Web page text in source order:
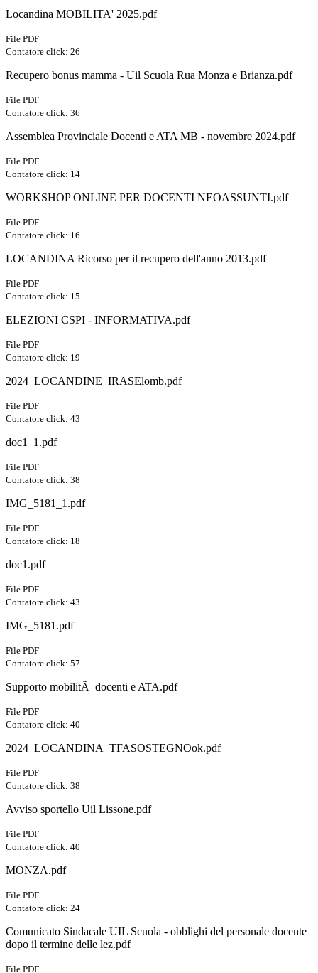
Locandina MOBILITA' 2025.pdf
File PDF
Contatore click: 26
Recupero bonus mamma - Uil Scuola Rua Monza e Brianza.pdf
File PDF
Contatore click: 36
Assemblea Provinciale Docenti e ATA MB - novembre 2024.pdf
File PDF
Contatore click: 14
WORKSHOP ONLINE PER DOCENTI NEOASSUNTI.pdf
File PDF
Contatore click: 16
LOCANDINA Ricorso per il recupero dell'anno 2013.pdf
File PDF
Contatore click: 15
ELEZIONI CSPI - INFORMATIVA.pdf
File PDF
Contatore click: 19
2024_LOCANDINE_IRASElomb.pdf
File PDF
Contatore click: 43
doc1_1.pdf
File PDF
Contatore click: 38
IMG_5181_1.pdf
File PDF
Contatore click: 18
doc1.pdf
File PDF
Contatore click: 43
IMG_5181.pdf
File PDF
Contatore click: 57
Supporto mobilitÃ docenti e ATA.pdf
File PDF
Contatore click: 40
2024_LOCANDINA_TFASOSTEGNOok.pdf
File PDF
Contatore click: 38
Avviso sportello Uil Lissone.pdf
File PDF
Contatore click: 40
MONZA.pdf
File PDF
Contatore click: 24
Comunicato Sindacale UIL Scuola - obblighi del personale docente
dopo il termine delle lez.pdf
File PDF